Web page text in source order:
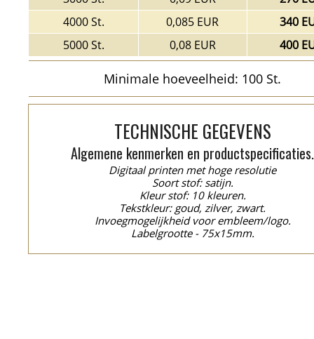
4000 St.
0,085 EUR
340
5000 St.
0,08 EUR 400
Minimale hoeveelheid: 100 St.
TECHNISCHE GEGEVENS
Algemene kenmerken en productspecificaties.
Digitaal printen met hoge resolutie
Soort stof: satijn.
Kleur stof: 10 kleuren.
Tekstkleur: goud, zilver, zwart.
Invoegmogelijkheid voor embleem/logo.
Labelgrootte - 75x15mm.